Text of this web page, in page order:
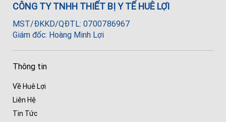
CÔNG TY TNHH THIẾT BỊ Y TẾ HUÊ LỢI
MST/ĐKKD/QĐTL: 0700786967
Giám đốc: Hoàng Minh Lợi
Thông tin
Về Huê Lợi
Liên Hệ
Tin Tức